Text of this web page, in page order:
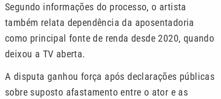
Segundo informações do processo, o artista
também relata dependência da aposentadoria
como principal fonte de renda desde 2020, quando
deixou a TV aberta.
A disputa ganhou força após declarações públicas
sobre suposto afastamento entre o ator e as